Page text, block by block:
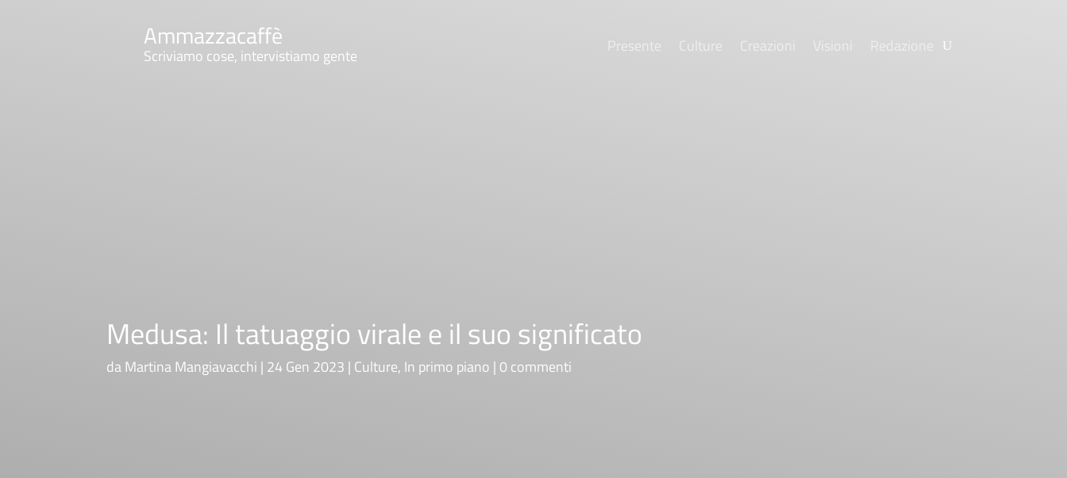
Ammazzacaffè
Scriviamo cose, intervistiamo gente Presente Culture Creazioni Visioni Redazione
Medusa: Il tatuaggio virale e il suo significato
daMartina Mangiavacchi 24 Gen 2023 Culture, In primo piano 0 commenti